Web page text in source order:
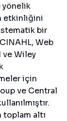
yönelik
etkinliğini
bir
Web
ve Wiley
için
ve Central
toplam altı